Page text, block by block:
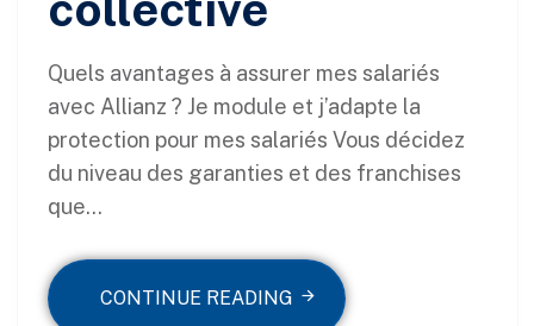
Quels avantages à assurer mes salariés
avec Allianz ? Je module et j’adapte la
protection pour mes salariés Vous décidez
du niveau des garanties et des franchises
que...
CONTINUE READING